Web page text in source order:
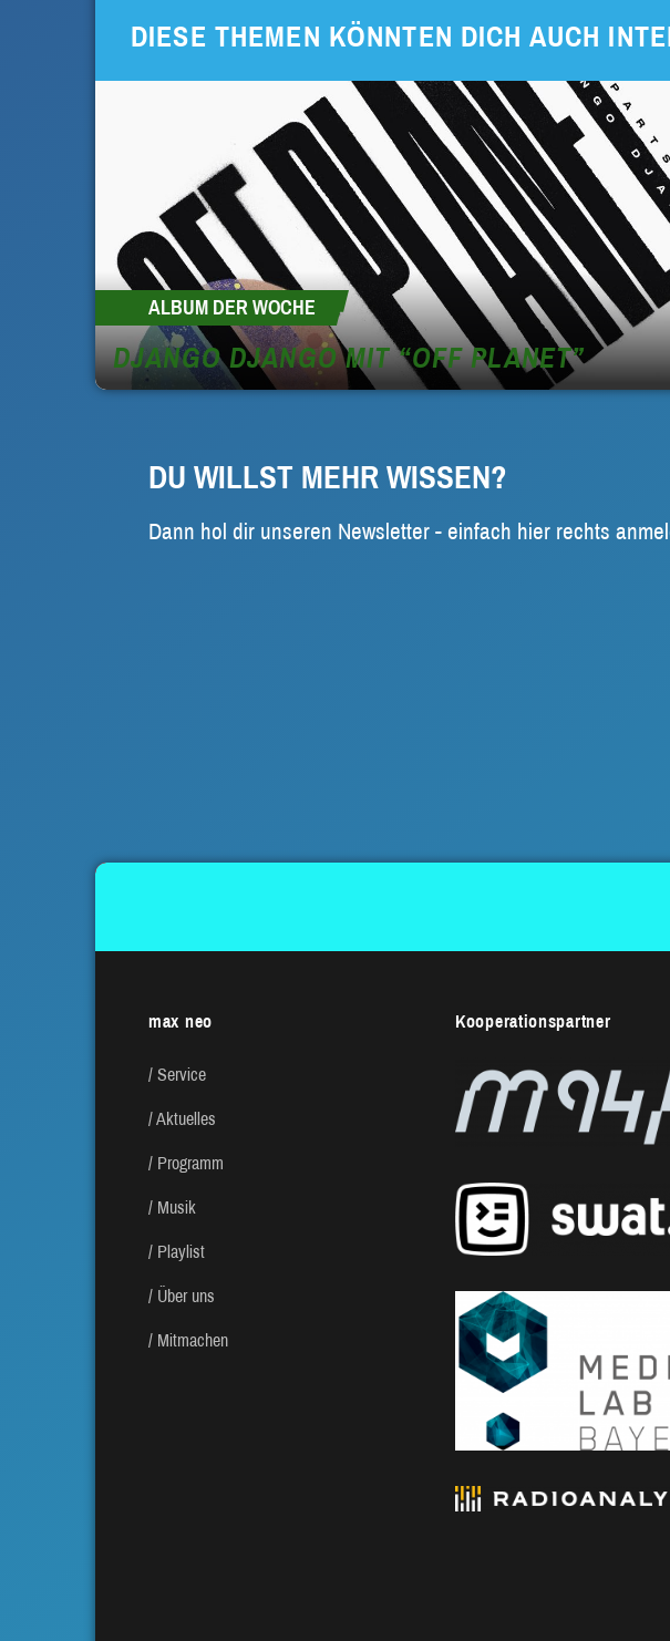
DIESE THEMEN KÖNNTEN DICH AUCH
ALBUM DER WOCHE
DJANGO DJANGO MIT “OFF PLANET”
DU WILLST MEHR WISSEN?
Dann hol dir unseren Newsletter - einfach hier rechts
max neo
Service
Aktuelles
Programm
Musik
Playlist
Über uns
Mitmachen
Kooperationspartner